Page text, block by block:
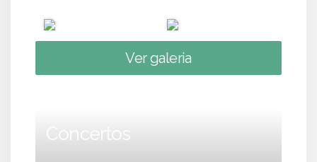
Ver galeria
Concertos